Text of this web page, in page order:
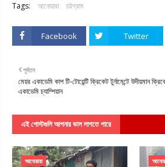
Tags: আনোয়ারা চট্টগ্রাম
Facebook Twitter
পূর্বতন
মেয়র একাডেমি কাপ টি-টোয়েন্টি ক্রিকেট টুর্নামেন্টে উদীয়মান
একাডেমি চ্যাম্পিয়ান
এই পোস্টগুলি আপনার ভাল লাগতে পারে
আনোয়ারা